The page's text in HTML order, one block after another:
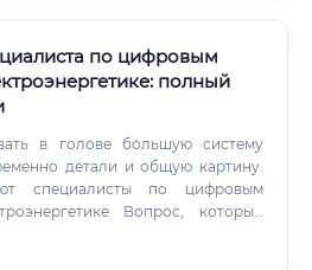
за электроустановками).
на платформах: hh.ru,
Telegram-
по цифровым
полный
в голове большую систему
детали и общую картину.
специалисты по цифровым
Вопрос, который